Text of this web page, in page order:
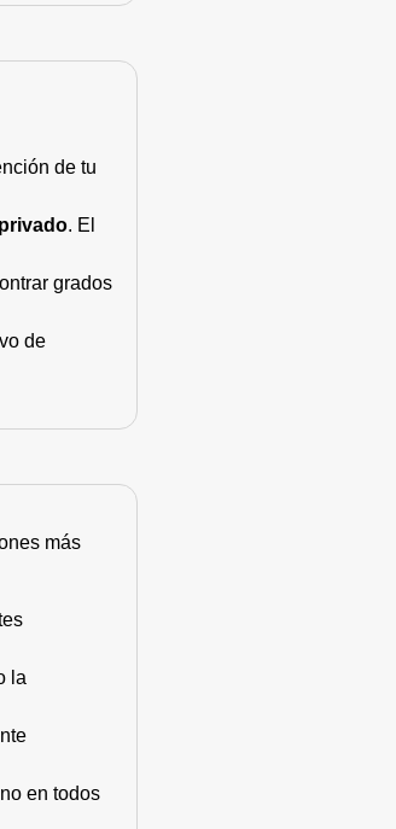
de tu
. El
grados
de
más
la
en todos